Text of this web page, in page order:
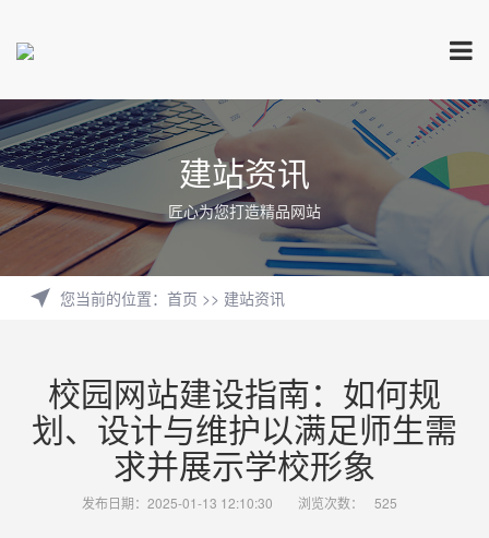
建站资讯
匠心为您打造精品网站
您当前的位置： 首页 >> 建站资讯
校园网站建设指南：如何规
划、设计与维护以满足师生需
求并展示学校形象
发布日期：2025-01-13 12:10:30 浏览次数： 525